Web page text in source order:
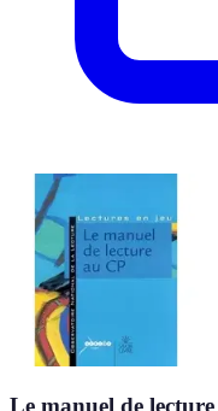
Le manuel de